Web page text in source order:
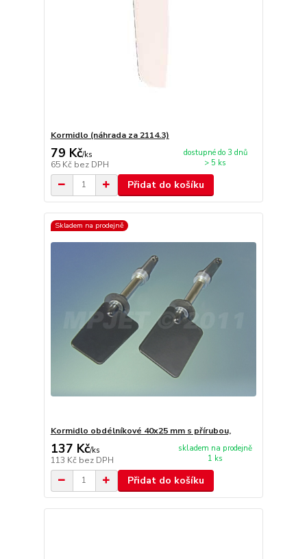
Kormidlo (náhrada za 2114.3)
79 Kč/ks
65 Kč bez DPH
dostupné do 3 dnů
> 5 ks
Přidat do košíku
Skladem na prodejně
Kormidlo obdélníkové 40x25 mm s přírubou,
137 Kč/ks
113 Kč bez DPH
skladem na prodejně
1 ks
Přidat do košíku